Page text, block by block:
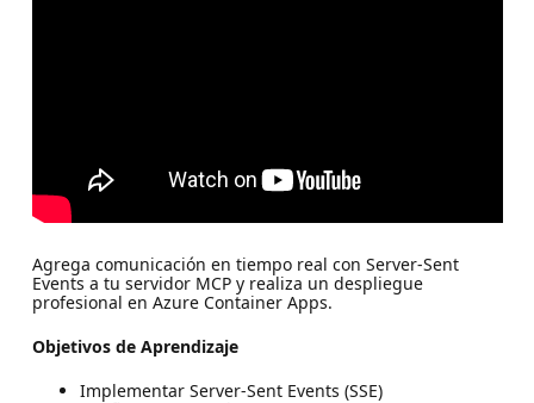
Agrega comunicación en tiempo real con Server-Sent
Events a tu servidor MCP y realiza un despliegue
profesional en Azure Container Apps.
Objetivos de Aprendizaje
Implementar Server-Sent Events (SSE)